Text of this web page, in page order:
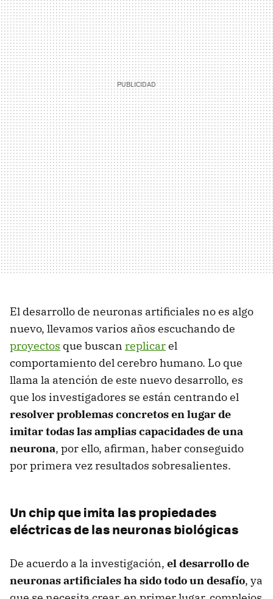
El desarrollo de neuronas artificiales no es algo
nuevo, llevamos varios años escuchando de
proyectos que buscan replicarel
comportamiento del cerebro humano. Lo que
llama la atención de este nuevo desarrollo, es
que los investigadores se están centrando el
resolver problemas concretos en lugar de
imitar todas las amplias capacidades de una
neurona, por ello, afirman, haber conseguido
por primera vez resultados sobresalientes.
Un chip que imita las propiedades
eléctricas de las neuronas biológicas
De acuerdo a la investigación, el desarrollo de
neuronas artificiales ha sido todo un desafío, ya